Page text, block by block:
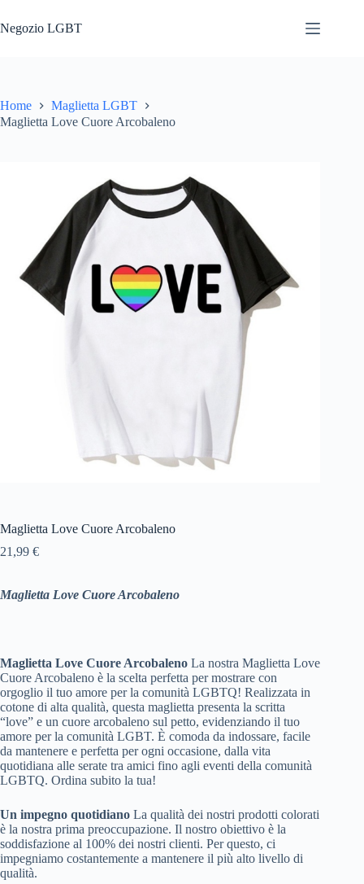
al
contenuto
Negozio LGBT
Home
Maglietta LGBT
Maglietta Love Cuore Arcobaleno
Maglietta Love Cuore Arcobaleno
21,99 €
Maglietta Love Cuore Arcobaleno
Maglietta Love Cuore Arcobaleno La nostra Maglietta Love
Cuore Arcobaleno è la scelta perfetta per mostrare con
orgoglio il tuo amore per la comunità LGBTQ! Realizzata in
cotone di alta qualità, questa maglietta presenta la scritta
“love” e un cuore arcobaleno sul petto, evidenziando il tuo
amore per la comunità LGBT. È comoda da indossare, facile
da mantenere e perfetta per ogni occasione, dalla vita
quotidiana alle serate tra amici fino agli eventi della comunità
LGBTQ. Ordina subito la tua!
Un impegno quotidiano La qualità dei nostri prodotti colorati
è la nostra prima preoccupazione. Il nostro obiettivo è la
soddisfazione al 100% dei nostri clienti. Per questo, ci
impegniamo costantemente a mantenere il più alto livello di
qualità.